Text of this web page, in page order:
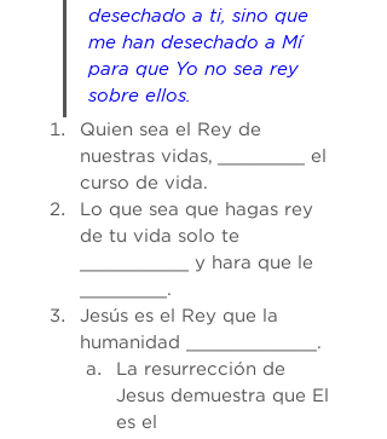
desechado a ti, sino que
me han desechado a Mí
para que Yo no sea rey
sobre ellos.
Quien sea el Rey de
nuestras vidas, ________ el
curso de vida.
Lo que sea que hagas rey
de tu vida solo te
__________ y hara que le
________.
Jesús es el Rey que la
humanidad ____________.
La resurrección de
Jesus demuestra que El
es el